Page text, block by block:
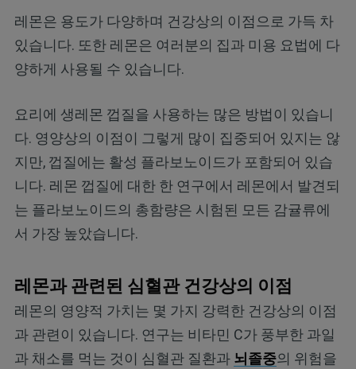
레몬은 용도가 다양하며 건강상의 이점으로 가득 차
있습니다. 또한 레몬은 여러분의 집과 미용 요법에 다
양하게 사용될 수 있습니다.
요리에 생레몬 껍질을 사용하는 많은 방법이 있습니
다. 영양상의 이점이 그렇게 많이 집중되어 있지는 않
지만, 껍질에는 활성 플라보노이드가 포함되어 있습
니다. 레몬 껍질에 대한 한 연구에서 레몬에서 발견되
는 플라보노이드의 총함량은 시험된 모든 감귤류에
서 가장 높았습니다.
레몬과 관련된 심혈관 건강상의 이점
레몬의 영양적 가치는 몇 가지 강력한 건강상의 이점
과 관련이 있습니다. 연구는 비타민 C가 풍부한 과일
과 채소를 먹는 것이 심혈관 질환과 뇌졸중의 위험을